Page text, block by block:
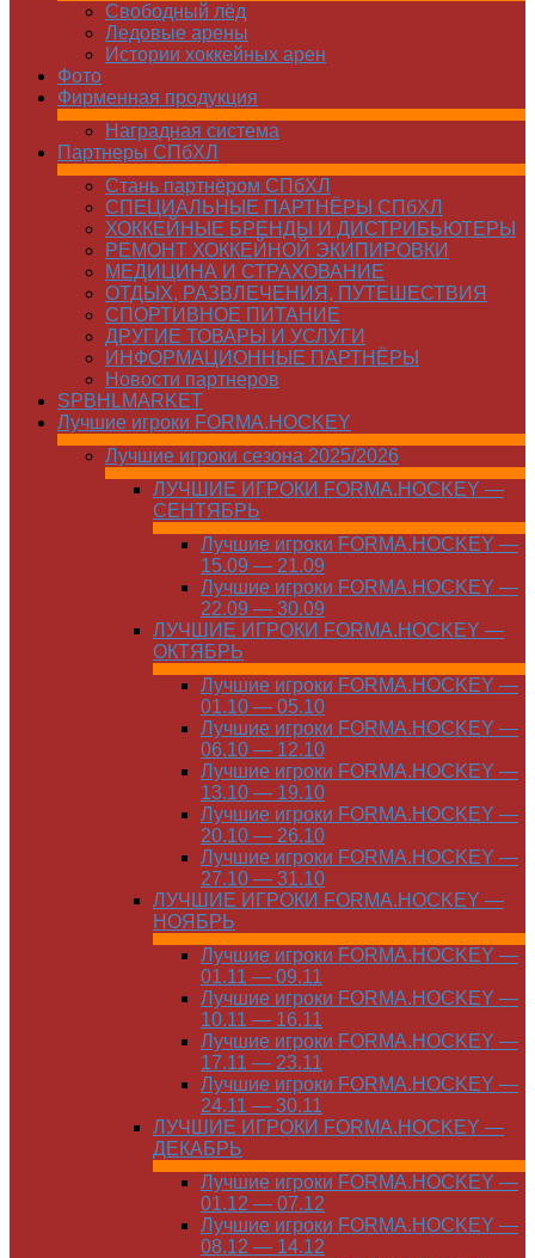
Свободный лёд
Ледовые арены
Истории хоккейных арен
Фото
Фирменная продукция
Наградная система
Партнеры СПбХЛ
Стань партнёром СПбХЛ
СПЕЦИАЛЬНЫЕ ПАРТНЁРЫ СПбХЛ
ХОККЕЙНЫЕ БРЕНДЫ И ДИСТРИБЬЮТЕРЫ
РЕМОНТ ХОККЕЙНОЙ ЭКИПИРОВКИ
МЕДИЦИНА И СТРАХОВАНИЕ
ОТДЫХ, РАЗВЛЕЧЕНИЯ, ПУТЕШЕСТВИЯ
СПОРТИВНОЕ ПИТАНИЕ
ДРУГИЕ ТОВАРЫ И УСЛУГИ
ИНФОРМАЦИОННЫЕ ПАРТНЁРЫ
Новости партнеров
SPBHLMARKET
Лучшие игроки FORMA.HOCKEY
Лучшие игроки сезона 2025/2026
ЛУЧШИЕ ИГРОКИ FORMA.HOCKEY —
СЕНТЯБРЬ
Лучшие игроки FORMA.HOCKEY —
15.09 — 21.09
Лучшие игроки FORMA.HOCKEY —
22.09 — 30.09
ЛУЧШИЕ ИГРОКИ FORMA.HOCKEY —
ОКТЯБРЬ
Лучшие игроки FORMA.HOCKEY —
01.10 — 05.10
Лучшие игроки FORMA.HOCKEY —
06.10 — 12.10
Лучшие игроки FORMA.HOCKEY —
13.10 — 19.10
Лучшие игроки FORMA.HOCKEY —
20.10 — 26.10
Лучшие игроки FORMA.HOCKEY —
27.10 — 31.10
ЛУЧШИЕ ИГРОКИ FORMA.HOCKEY —
НОЯБРЬ
Лучшие игроки FORMA.HOCKEY —
01.11 — 09.11
Лучшие игроки FORMA.HOCKEY —
10.11 — 16.11
Лучшие игроки FORMA.HOCKEY —
17.11 — 23.11
Лучшие игроки FORMA.HOCKEY —
24.11 — 30.11
ЛУЧШИЕ ИГРОКИ FORMA.HOCKEY —
ДЕКАБРЬ
Лучшие игроки FORMA.HOCKEY —
01.12 — 07.12
Лучшие игроки FORMA.HOCKEY —
08.12 — 14.12